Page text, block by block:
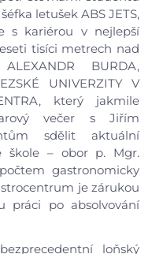
letušek ABS JETS,
s kariérou v nejlepší
tisíci metrech nad
BURDA,
UNIVERZITY V
který jakmile
večer s Jiřím
sdělit aktuální
škole – obor p. Mgr.
gastronomicky
je zárukou
práci po absolvování
loňský